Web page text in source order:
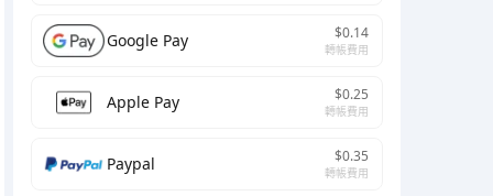
Google Pay $0.14
轉帳費用
Apple Pay $0.25
轉帳費用
Paypal $0.35
轉帳費用